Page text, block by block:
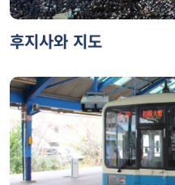
후지사와 지도